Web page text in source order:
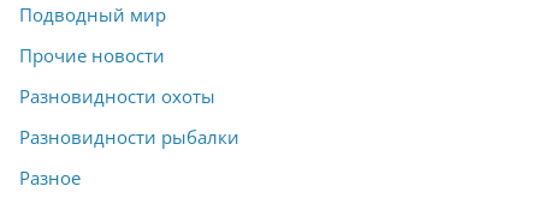
Подводный мир
Прочие новости
Разновидности охоты
Разновидности рыбалки
Разное